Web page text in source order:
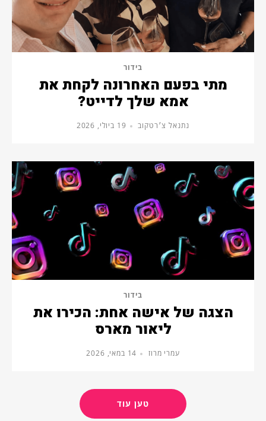
בידור
מתי בפעם האחרונה לקחת את
אמא שלך לדייט?
נתנאל צ׳רטקוב 19 ביולי, 2026
בידור
הצגה של אישה אחת: הכירו את
ליאור מארס
עמרי מרוז 14 במאי, 2026
טען עוד